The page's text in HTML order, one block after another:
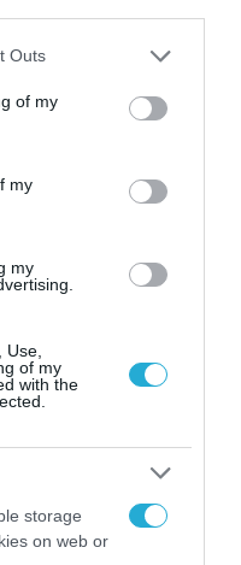
one or more Google
You may click to
its third-party tags to
in below Google
Outs
of my
my
my
of my
with the
storage
on web or
150 air
οθόνη σε
ενεργής
κυκλοφορήσει
της σκούπας
Xiaomi
Info Quest
της